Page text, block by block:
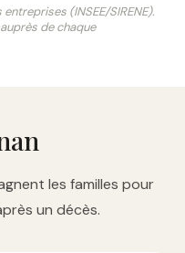
(INSEE/SIRENE).
de chaque
les familles pour
un décès.